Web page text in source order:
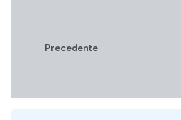
Precedente